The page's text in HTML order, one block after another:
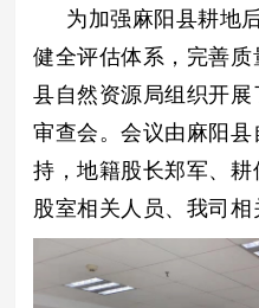
为加强麻阳县耕地
健全评估体系，完善
县自然资源局组织开
审查会。会议由麻阳
持，地籍股长郑军、
股室相关人员、我司相